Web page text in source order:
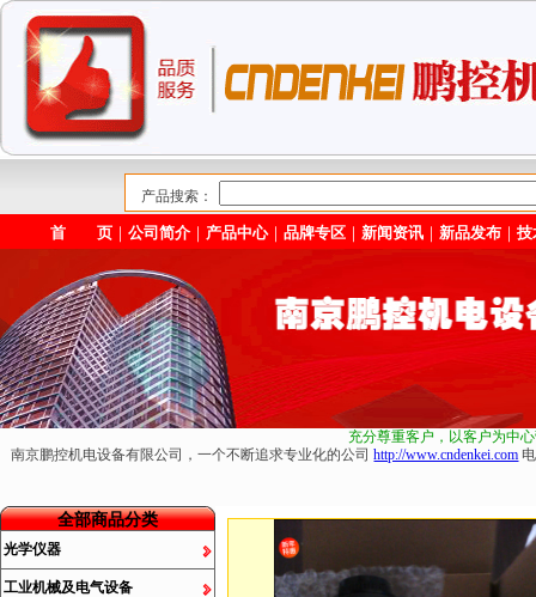
产品搜索：
首 页 ｜公司简介 ｜ 产品中心｜品牌专区 ｜新闻资讯 ｜新品发布 ｜技
充分尊重客户，以客户为中
南京鹏控机电设备有限公司，一个不断追求专业化的公司http://www.cndenkei.com
全部商品分类
光学仪器
工业机械及电气设备